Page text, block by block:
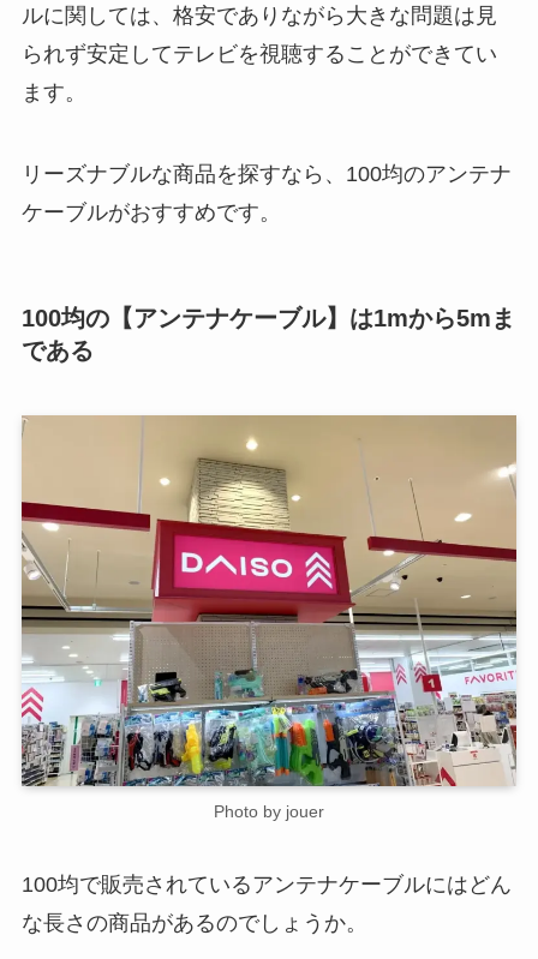
ルに関しては、格安でありながら大きな問題は見
られず安定してテレビを視聴することができてい
ます。
リーズナブルな商品を探すなら、100均のアンテナ
ケーブルがおすすめです。
100均の【アンテナケーブル】は1mから5mま
である
Photo by jouer
100均で販売されているアンテナケーブルにはどん
な長さの商品があるのでしょうか。